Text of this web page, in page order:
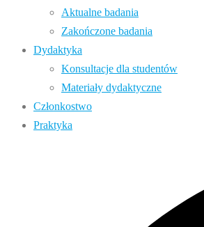
Aktualne badania
Zakończone badania
Dydaktyka
Konsultacje dla studentów
Materiały dydaktyczne
Członkostwo
Praktyka